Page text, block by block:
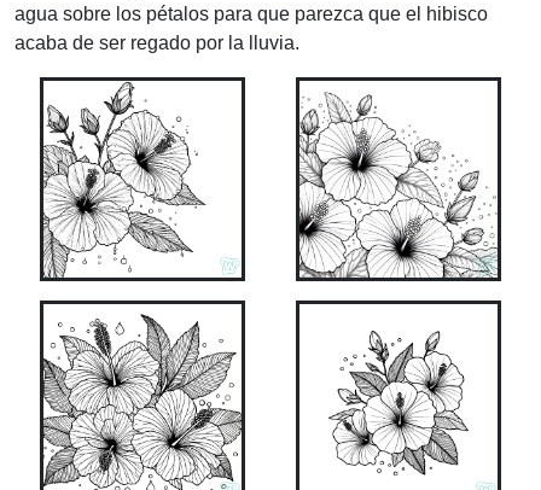
agua sobre los pétalos para que parezca que el hibisco
acaba de ser regado por la lluvia.